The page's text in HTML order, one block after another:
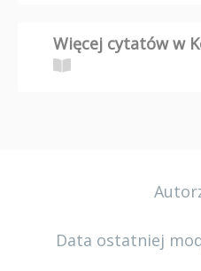
Więcej cytatów w
Data ostatniej